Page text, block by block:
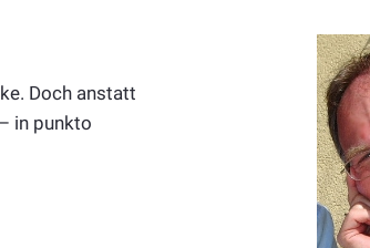
Doch anstatt
in punkto